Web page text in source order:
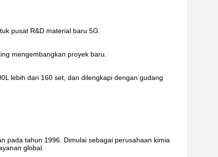
pusat R&D material baru 5G.
mengembangkan proyek baru.
lebih dari 160 set, dan dilengkapi dengan gudang
pada tahun 1996. Dimulai sebagai perusahaan kimia
global.